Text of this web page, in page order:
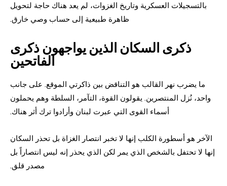
بالتسجيلات العسكرية وتاريخ الغزوات، لم يعد هناك حاجة لتحويل
ظاهرة طبيعية إلى حساب وصي خارق.
ذكرى السكان الذين يواجهون ذكرى
الفاتحين
ما يضرب نهر القالب هو التناقض بين ذاكرتي الموقع. على جانب
واحد، نُزل المنتصرين. يقولون القوة، التآمر، السلطة وهم يحملون
أسماء القوى التي عبرت لبنان وأرادوا ترك أثر هناك.
الآخر هو أسطورة الكلب إنها لا تخبر انتصار الغزاة بل تحذر السكان
إنها لا تحتفل بالشخص الذي يمر لكن الذي يحذر إنه ليس انتصاراً بل
مصدر قلق.